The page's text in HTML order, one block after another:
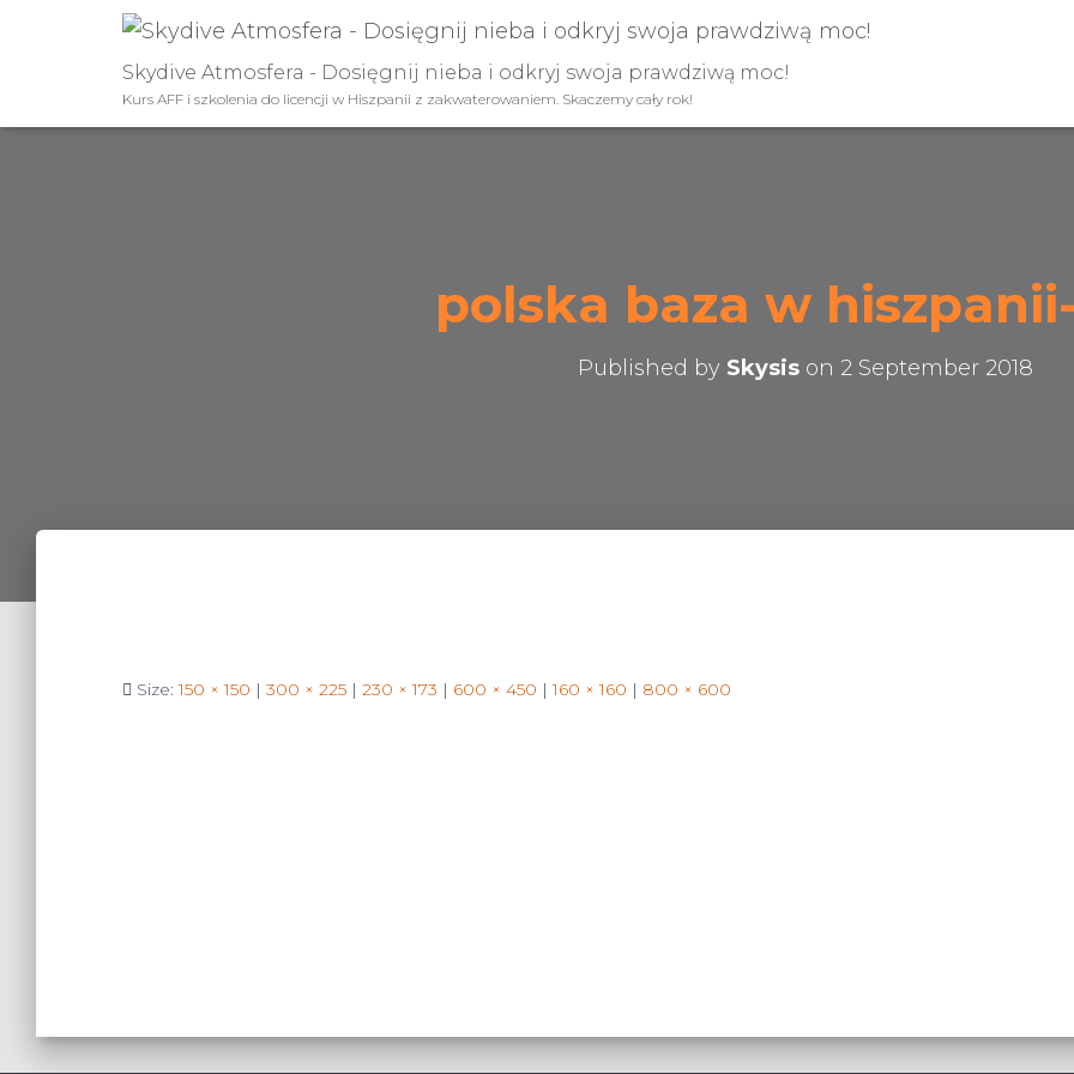
Skydive Atmosfera - Dosięgnij nieba i odkryj swoja prawdziwą moc!
Kurs AFF i szkolenia do licencji w Hiszpanii z zakwaterowaniem. Skaczemy cały rok!
polska baza w
Published by Skysis on 2 September 2018
Size:150 × 150 | 300 × 225 | 230 × 173 | 600 × 450 | 160 × 160 | 800 × 600